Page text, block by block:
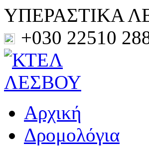
ΥΠΕΡΑΣΤΙΚΑ
+030 22510
Αρχική
Δρομολόγια